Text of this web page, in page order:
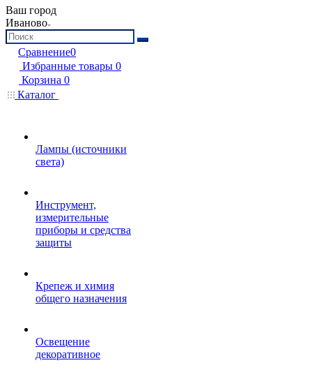
Ваш город
Иваново
Сравнение0
Избранные товары 0
Корзина 0
Каталог
Лампы (источники
света)
Инструмент,
измерительные
приборы и средства
защиты
Крепеж и химия
общего назначения
Освещение
декоративное